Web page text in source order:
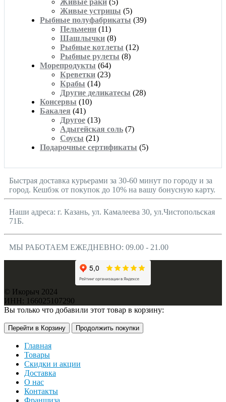
Живые раки (5)
Живые устрицы (5)
Рыбные полуфабрикаты (39)
Пельмени (11)
Шашлычки (8)
Рыбные котлеты (12)
Рыбные рулеты (8)
Морепродукты (64)
Креветки (23)
Крабы (14)
Другие деликатесы (28)
Консервы (10)
Бакалея (41)
Другое (13)
Адыгейская соль (7)
Соусы (21)
Подарочные сертификаты (5)
Быстрая доставка курьерами за 30-60 минут по городу и за
город. Кешбэк от покупок до 10% на вашу бонусную карту.
Наши адреса: г. Казань, ул. Камалеева 30, ул.Чистопольская
71Б.
МЫ РАБОТАЕМ ЕЖЕДНЕВНО: 09.00 - 21.00
© Икорыч 2024
ИНН: 166025107290
Вы только что добавили этот товар в корзину:
Перейти в Корзину Продолжить покупки
Главная
Товары
Скидки и акции
Доставка
О нас
Контакты